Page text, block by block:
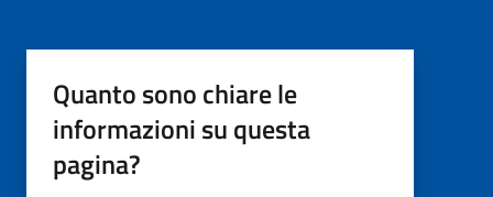
Quanto sono chiare le
informazioni su questa
pagina?